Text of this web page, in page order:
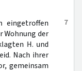
7
eingetroffen
Wohnung der
H. und
Nach ihrer
gemeinsam